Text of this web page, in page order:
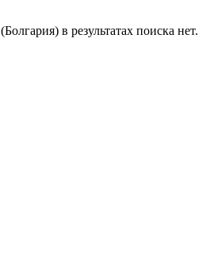
(Болгария) в результатах поиска нет.